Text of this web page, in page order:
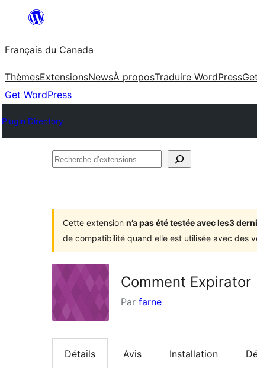
contenu
Français du Canada
ThèmesExtensionsNewsÀ proposTraduire WordPress
Get WordPress
Plugin Directory
Recherche
Cette extension n’a pas été testée avec les3
de compatibilité quand elle est utilisée avec des
Comment Expirator
Par farne
Détails Avis Installation